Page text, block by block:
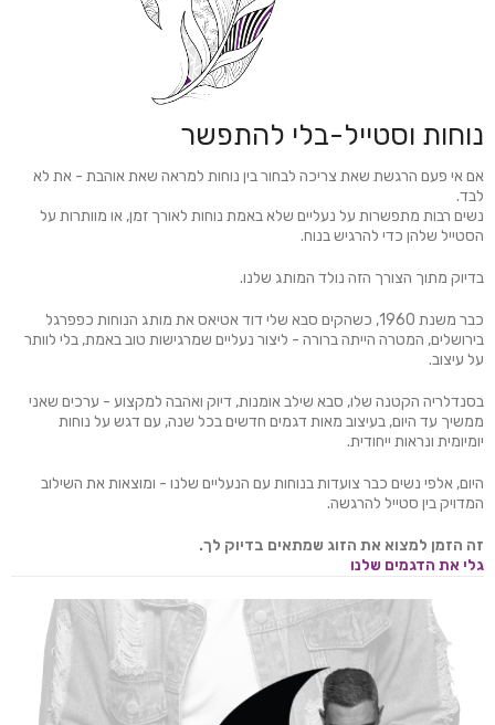
נוחות וסטייל-בלי להתפשר
אם אי פעם הרגשת שאת צריכה לבחור בין נוחות למראה שאת אוהבת - את לא
לבד.
נשים רבות מתפשרות על נעליים שלא באמת נוחות לאורך זמן, או מוותרות על
הסטייל שלהן כדי להרגיש בנוח.
בדיוק מתוך הצורך הזה נולד המותג שלנו.
כבר משנת 1960, כשהקים סבא שלי דוד אטיאס את מותג הנוחות כפפרגל
בירושלים, המטרה הייתה ברורה - ליצור נעליים שמרגישות טוב באמת, בלי לוותר
על עיצוב.
בסנדלריה הקטנה שלו, סבא שילב אומנות, דיוק ואהבה למקצוע - ערכים שאני
ממשיך עד היום, בעיצוב מאות דגמים חדשים בכל שנה, עם דגש על נוחות
יומיומית ונראות ייחודית.
היום, אלפי נשים כבר צועדות בנוחות עם הנעליים שלנו - ומוצאות את השילוב
המדויק בין סטייל להרגשה.
זה הזמן למצוא את הזוג שמתאים בדיוק לך.
גלי את הדגמים שלנו